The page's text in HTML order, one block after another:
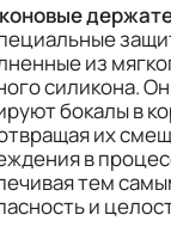
из
силикона.
бокалы в
их
в
тем
и